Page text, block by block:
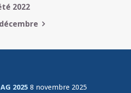
2022
2025 8 novembre 2025